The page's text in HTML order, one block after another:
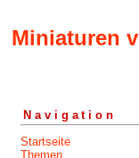
Miniaturen
Navigation
Startseite
Themen